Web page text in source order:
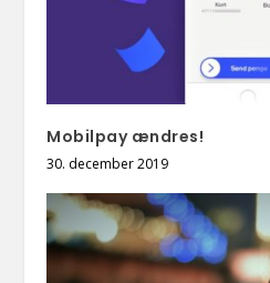
Mobilpay ændres!
30. december 2019